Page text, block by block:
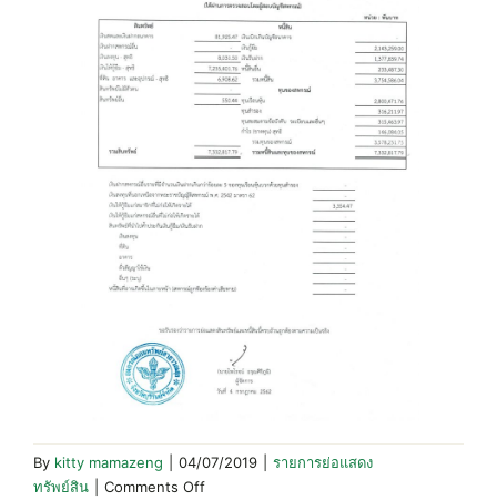
By kitty mamazeng 04/07/2019
รายการย่อแสดง
ทรัพย์สิน
Comments Offon